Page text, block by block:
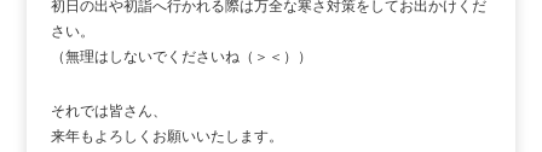
初日の出や初詣へ行かれる際は万全な寒さ対策をしてお出かけくだ
さい。
（無理はしないでくださいね（＞＜））
それでは皆さん、
来年もよろしくお願いいたします。